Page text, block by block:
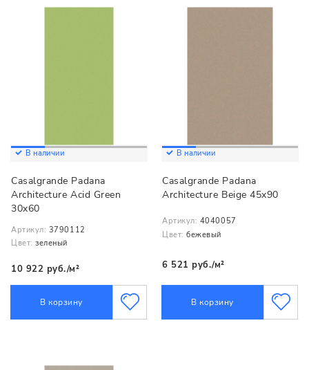
В наличии
Casalgrande Padana
Architecture Acid Green
30x60
Артикул: 3790112
Цвет: зеленый
10 922 руб./м²
В корзину
В наличии
Casalgrande Padana
Architecture Beige 45x90
Артикул: 4040057
Цвет: бежевый
6 521 руб./м²
В корзину